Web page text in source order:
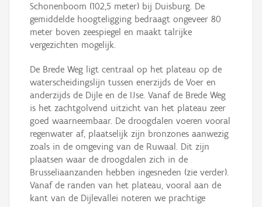
Schonenboom (102,5 meter) bij Duisburg. De
gemiddelde hoogteligging bedraagt ongeveer 80
meter boven zeespiegel en maakt talrijke
vergezichten mogelijk.
De Brede Weg ligt centraal op het plateau op de
waterscheidingslijn tussen enerzijds de Voer en
anderzijds de Dijle en de IJse. Vanaf de Brede Weg
is het zachtgolvend uitzicht van het plateau zeer
goed waarneembaar. De droogdalen voeren vooral
regenwater af, plaatselijk zijn bronzones aanwezig
zoals in de omgeving van de Ruwaal. Dit zijn
plaatsen waar de droogdalen zich in de
Brusseliaanzanden hebben ingesneden (zie verder).
Vanaf de randen van het plateau, vooral aan de
kant van de Dijlevallei noteren we prachtige